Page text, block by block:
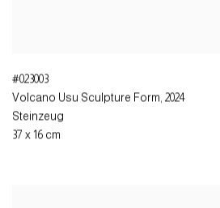
#023003
Volcano Usu Sculpture Form, 2024
Steinzeug
37 x 16 cm